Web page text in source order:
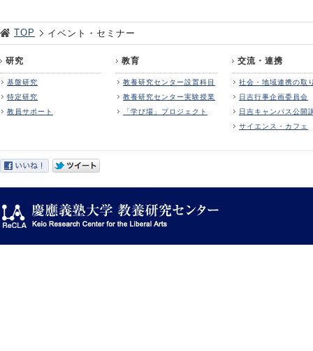
TOP イベント・セミナー
研究
基盤研究
特定研究
教員サポート
教育
教養研究センター設置科目
教養研究センター実験授業
「学び場」プロジェクト
交流・連携
社会・地域連携の取
日吉行事企画委員会
日吉キャンパス公開
サイエンス・カフェ